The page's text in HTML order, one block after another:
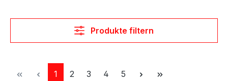
Produkte filtern
Seite
1 Seite
2 Seite
3 Seite
4 Seite
5